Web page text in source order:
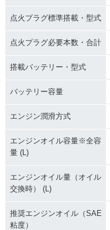
点火プラグ標準搭載・型式
点火プラグ必要本数・合計
搭載バッテリー・型式
バッテリー容量
エンジン潤滑方式
エンジンオイル容量※全容
量 (L)
エンジンオイル量（オイル
交換時） (L)
推奨エンジンオイル（SAE
粘度）